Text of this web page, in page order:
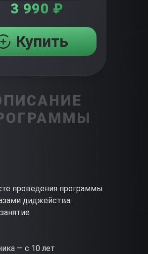
3 990 ₽
Купить
проведения программы
диджейства
— с 10 лет